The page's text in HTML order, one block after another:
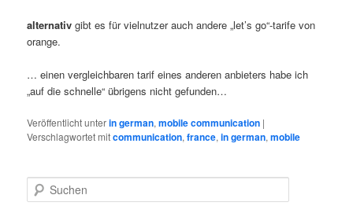
alternativ gibt es für vielnutzer auch andere „let’s go“-tarife von
orange.
… einen vergleichbaren tarif eines anderen anbieters habe ich
„auf die schnelle“ übrigens nicht gefunden…
Veröffentlicht unterin german,mobile communication |
Verschlagwortet mitcommunication,france,in german,mobile
u